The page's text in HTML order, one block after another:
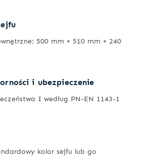
500 mm × 510 mm × 240
i ubezpieczenie
I według PN-EN 1143-1
kolor sejfu lub go